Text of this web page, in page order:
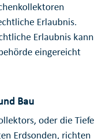
Erlaubnis.
Erlaubnis kann
eingereicht
Bau
oder die Tiefe
Erdsonden, richten